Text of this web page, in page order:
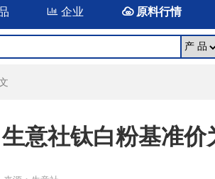
 企业 原料行情
意社钛白粉基准